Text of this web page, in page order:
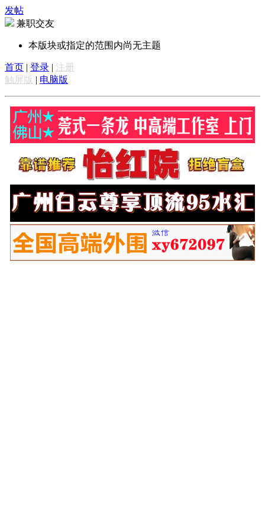
发帖
兼职交友
本版块或指定的范围内尚无主题
首页 | 登录 | 注册
触屏版 | 电脑版